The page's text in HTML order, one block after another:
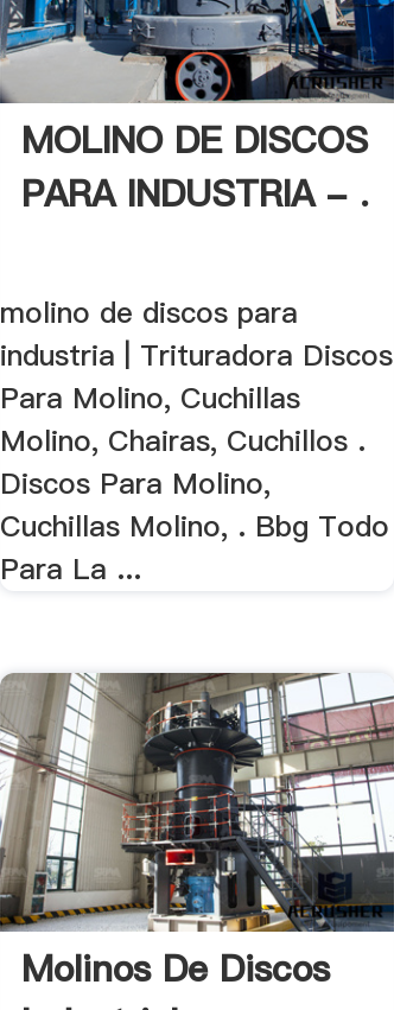
MOLINO DE DISCOS
PARA INDUSTRIA - .
molino de discos para
industria | Trituradora Discos
Para Molino, Cuchillas
Molino, Chairas, Cuchillos .
Discos Para Molino,
Cuchillas Molino, . Bbg Todo
Para La ...
Molinos De Discos